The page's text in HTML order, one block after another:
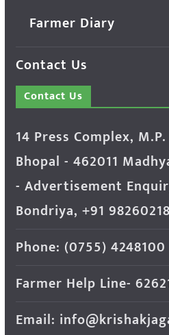
Farmer Diary
Contact Us
Contact Us
14 Press Complex,
Bhopal - 462011
- Advertisement
Bondriya, +91
Phone: (0755) 4248100
Farmer Help Line-
Email: